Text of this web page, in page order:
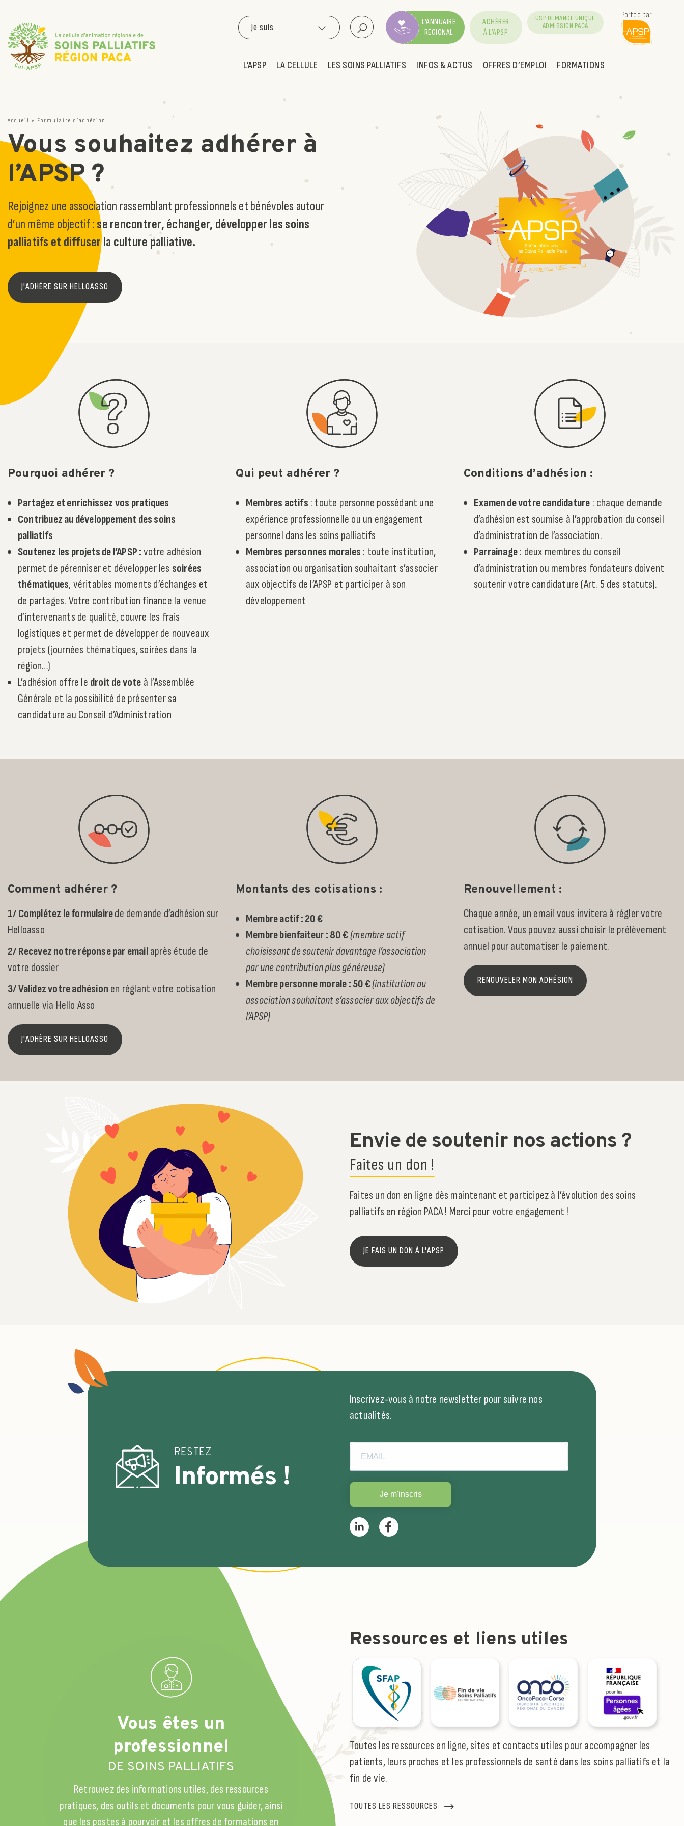
L’APSP LA CELLULE LES SOINS PALLIATIFS INFOS & ACTUS OFFRES D’EMPLOI FORMATIONS
Je suis
L’ANNUAIRE
RÉGIONAL
ADHÉRER
À L’APSP
USP DEMANDE UNIQUE
ADMISSION PACA
Portée par
Accueil » Formulaire d’adhésion
Vous souhaitez adhérer à
l’APSP ?
Rejoignez une association rassemblant professionnels et bénévoles autour
d’un même objectif :se rencontrer, échanger, développer les soins
palliatifs et diffuser la culture palliative.
J'ADHÈRE SUR HELLOASSO
Pourquoi adhérer ?
Partagez et enrichissez vos pratiques
Contribuez au développement des soins
palliatifs
Soutenez les projets de l’APSP :votre adhésion
permet de pérenniser et développer les soirées
thématiques, véritables moments d’échanges et
de partages. Votre contribution finance la venue
d’intervenants de qualité, couvre les frais
logistiques et permet de développer de nouveaux
projets (journées thématiques, soirées dans la
région…)
L’adhésion offre le droit de vote à l’Assemblée
Générale et la possibilité de présenter sa
candidature au Conseil d’Administration
Qui peut adhérer ?
Membres actifs : toute personne possédant une
expérience professionnelle ou un engagement
personnel dans les soins palliatifs
Membres personnes morales : toute institution,
association ou organisation souhaitant s’associer
aux objectifs de l’APSP et participer à son
développement
Conditions d’adhésion :
Examen de votre candidature : chaque demande
d’adhésion est soumise à l’approbation du conseil
d’administration de l’association.
Parrainage: deux membres du conseil
d’administration ou membres fondateurs doivent
soutenir votre candidature (Art. 5 des statuts).
Comment adhérer ?
1/ Complétez le formulairede demande d’adhésion sur
Helloasso
2/ Recevez notre réponse par emailaprès étude de
votre dossier
3/ Validez votre adhésion en réglant votre cotisation
annuelle via Hello Asso
J'ADHÈRE SUR HELLOASSO
Montants des cotisations :
Membre actif : 20 €
Membrebienfaiteur: 80 €(membre actif
choisissant de soutenir davantage l’association
par une contribution plus généreuse)
Membre personnemorale: 50 €(institution ou
association souhaitant s’associer aux objectifs de
l’APSP)
Renouvellement :
Chaque année, un email vous invitera à régler votre
cotisation. Vous pouvez aussi choisir le prélèvement
annuel pour automatiser le paiement.
RENOUVELER MON ADHÉSION
Envie de soutenir nos actions ?
Faites un don !
Faites un don en ligne dès maintenant et participez à l’évolution des soins
palliatifs en région PACA ! Merci pour votre engagement !
JE FAIS UN DON À L'APSP
RESTEZ
Informés !
Inscrivez-vous à notre newsletter pour suivre nos
actualités.
Je m'inscris
Vous êtes un
professionnel
DE SOINS PALLIATIFS
Retrouvez des informations utiles, des ressources
pratiques, des outils et documents pour vous guider, ainsi
que les postes à pourvoir et les offres de formations en
Ressources et liens utiles
Toutes les ressources en ligne, sites et contacts utiles pour accompagner les
patients, leurs proches et les professionnels de santé dans les soins palliatifs et la
fin de vie.
TOUTES LES RESSOURCES